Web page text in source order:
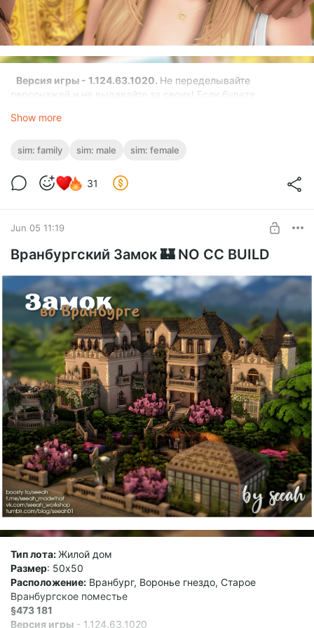
Версия игры - 1.124.63.1020. Не переделывайте
персонажей и не выдавайте за своих! Если будете
как автора, мне будет очень приятно! ☕ Приятной игры! ☕
Show more
sim: family sim: male sim: female
31
Jun 05 11:19
Вранбургский Замок 🏰 NO CC BUILD
Тип лота: Жилой дом
Размер: 50x50
Расположение: Вранбург, Воронье гнездо, Старое
Вранбургское поместье
§473 181
Версия игры - 1.124.63.1020